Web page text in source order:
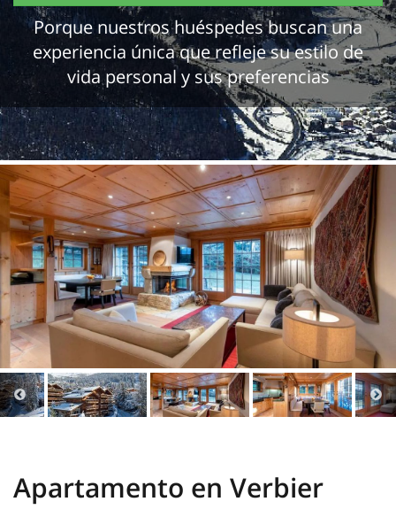
Porque nuestros huéspedes buscan una
experiencia única que refleje su estilo de
vida personal y sus preferencias
Apartamento en Verbier